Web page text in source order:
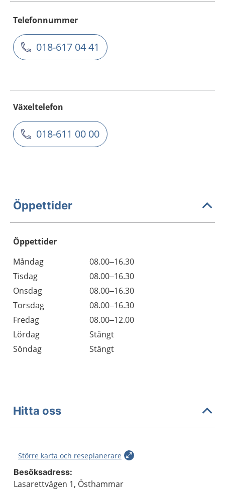
Telefonnummer
018-617 04 41
Växeltelefon
018-611 00 00
Öppettider
Öppettider
Dag
Öppettider
Kommentarer
Måndag
08.00–16.30
Tisdag
08.00–16.30
Onsdag
08.00–16.30
Torsdag
08.00–16.30
Fredag
08.00–12.00
Lördag
Stängt
Söndag
Stängt
Hitta oss
Större karta och reseplanerare
Besöksadress:
Lasarettvägen 1, Östhammar